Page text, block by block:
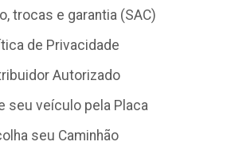
trocas e garantia (SAC)
de Privacidade
Autorizado
seu veículo pela Placa
seu Caminhão